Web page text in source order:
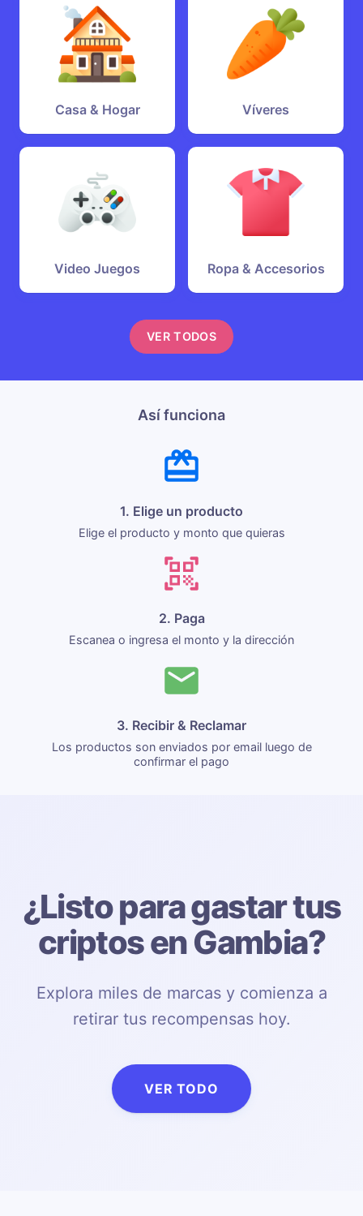
Casa & Hogar Víveres
Video Juegos Ropa & Accesorios
VER TODOS
Así funciona
1. Elige un producto
Elige el producto y monto que quieras
2. Paga
Escanea o ingresa el monto y la dirección
3. Recibir & Reclamar
Los productos son enviados por email luego de
confirmar el pago
¿Listo para gastar tus
criptos en Gambia?
Explora miles de marcas y comienza a
retirar tus recompensas hoy.
VER TODO